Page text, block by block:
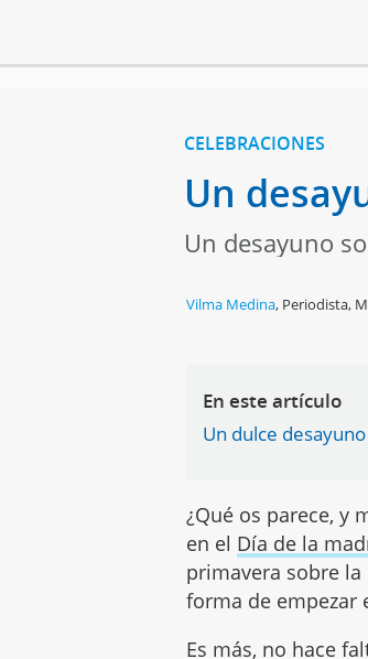
CELEBRACIONES
Un
Un desayuno
Vilma Medina, Periodista,
En este artículo
Un dulce
¿Qué os parece, y
en el Día de la
primavera sobre la
forma de empezar
Es más, no hace